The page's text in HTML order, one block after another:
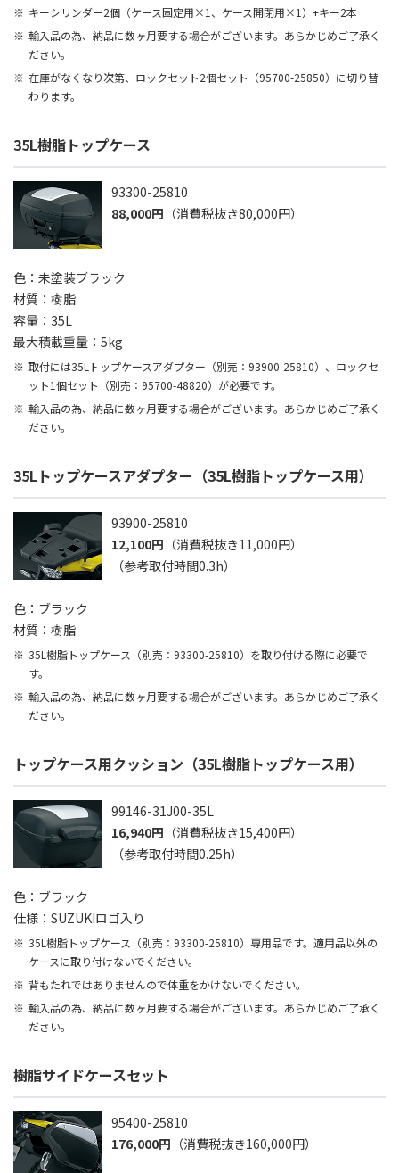
キーシリンダー2個（ケース固定用×1、ケース開閉用×1）+キー2本
輸入品の為、納品に数ヶ月要する場合がございます。あらかじめご了承く
ださい。
在庫がなくなり次第、ロックセット2個セット（95700-25850）に切り替
わります。
35L樹脂トップケース
93300-25810
88,000円 （消費税抜き80,000円）
色：未塗装ブラック
材質：樹脂
容量：35L
最大積載重量：5kg
取付には35Lトップケースアダプター（別売：93900-25810）、ロックセ
ット1個セット（別売：95700-48820）が必要です。
輸入品の為、納品に数ヶ月要する場合がございます。あらかじめご了承く
ださい。
35Lトップケースアダプター（35L樹脂トップケース用）
93900-25810
12,100円 （消費税抜き11,000円）
（参考取付時間0.3h）
色：ブラック
材質：樹脂
35L樹脂トップケース（別売：93300-25810）を取り付ける際に必要で
す。
輸入品の為、納品に数ヶ月要する場合がございます。あらかじめご了承く
ださい。
トップケース用クッション（35L樹脂トップケース用）
99146-31J00-35L
16,940円 （消費税抜き15,400円）
（参考取付時間0.25h）
色：ブラック
仕様：SUZUKIロゴ入り
35L樹脂トップケース（別売：93300-25810）専用品です。適用品以外の
ケースに取り付けないでください。
背もたれではありませんので体重をかけないでください。
輸入品の為、納品に数ヶ月要する場合がございます。あらかじめご了承く
ださい。
樹脂サイドケースセット
95400-25810
176,000円 （消費税抜き160,000円）